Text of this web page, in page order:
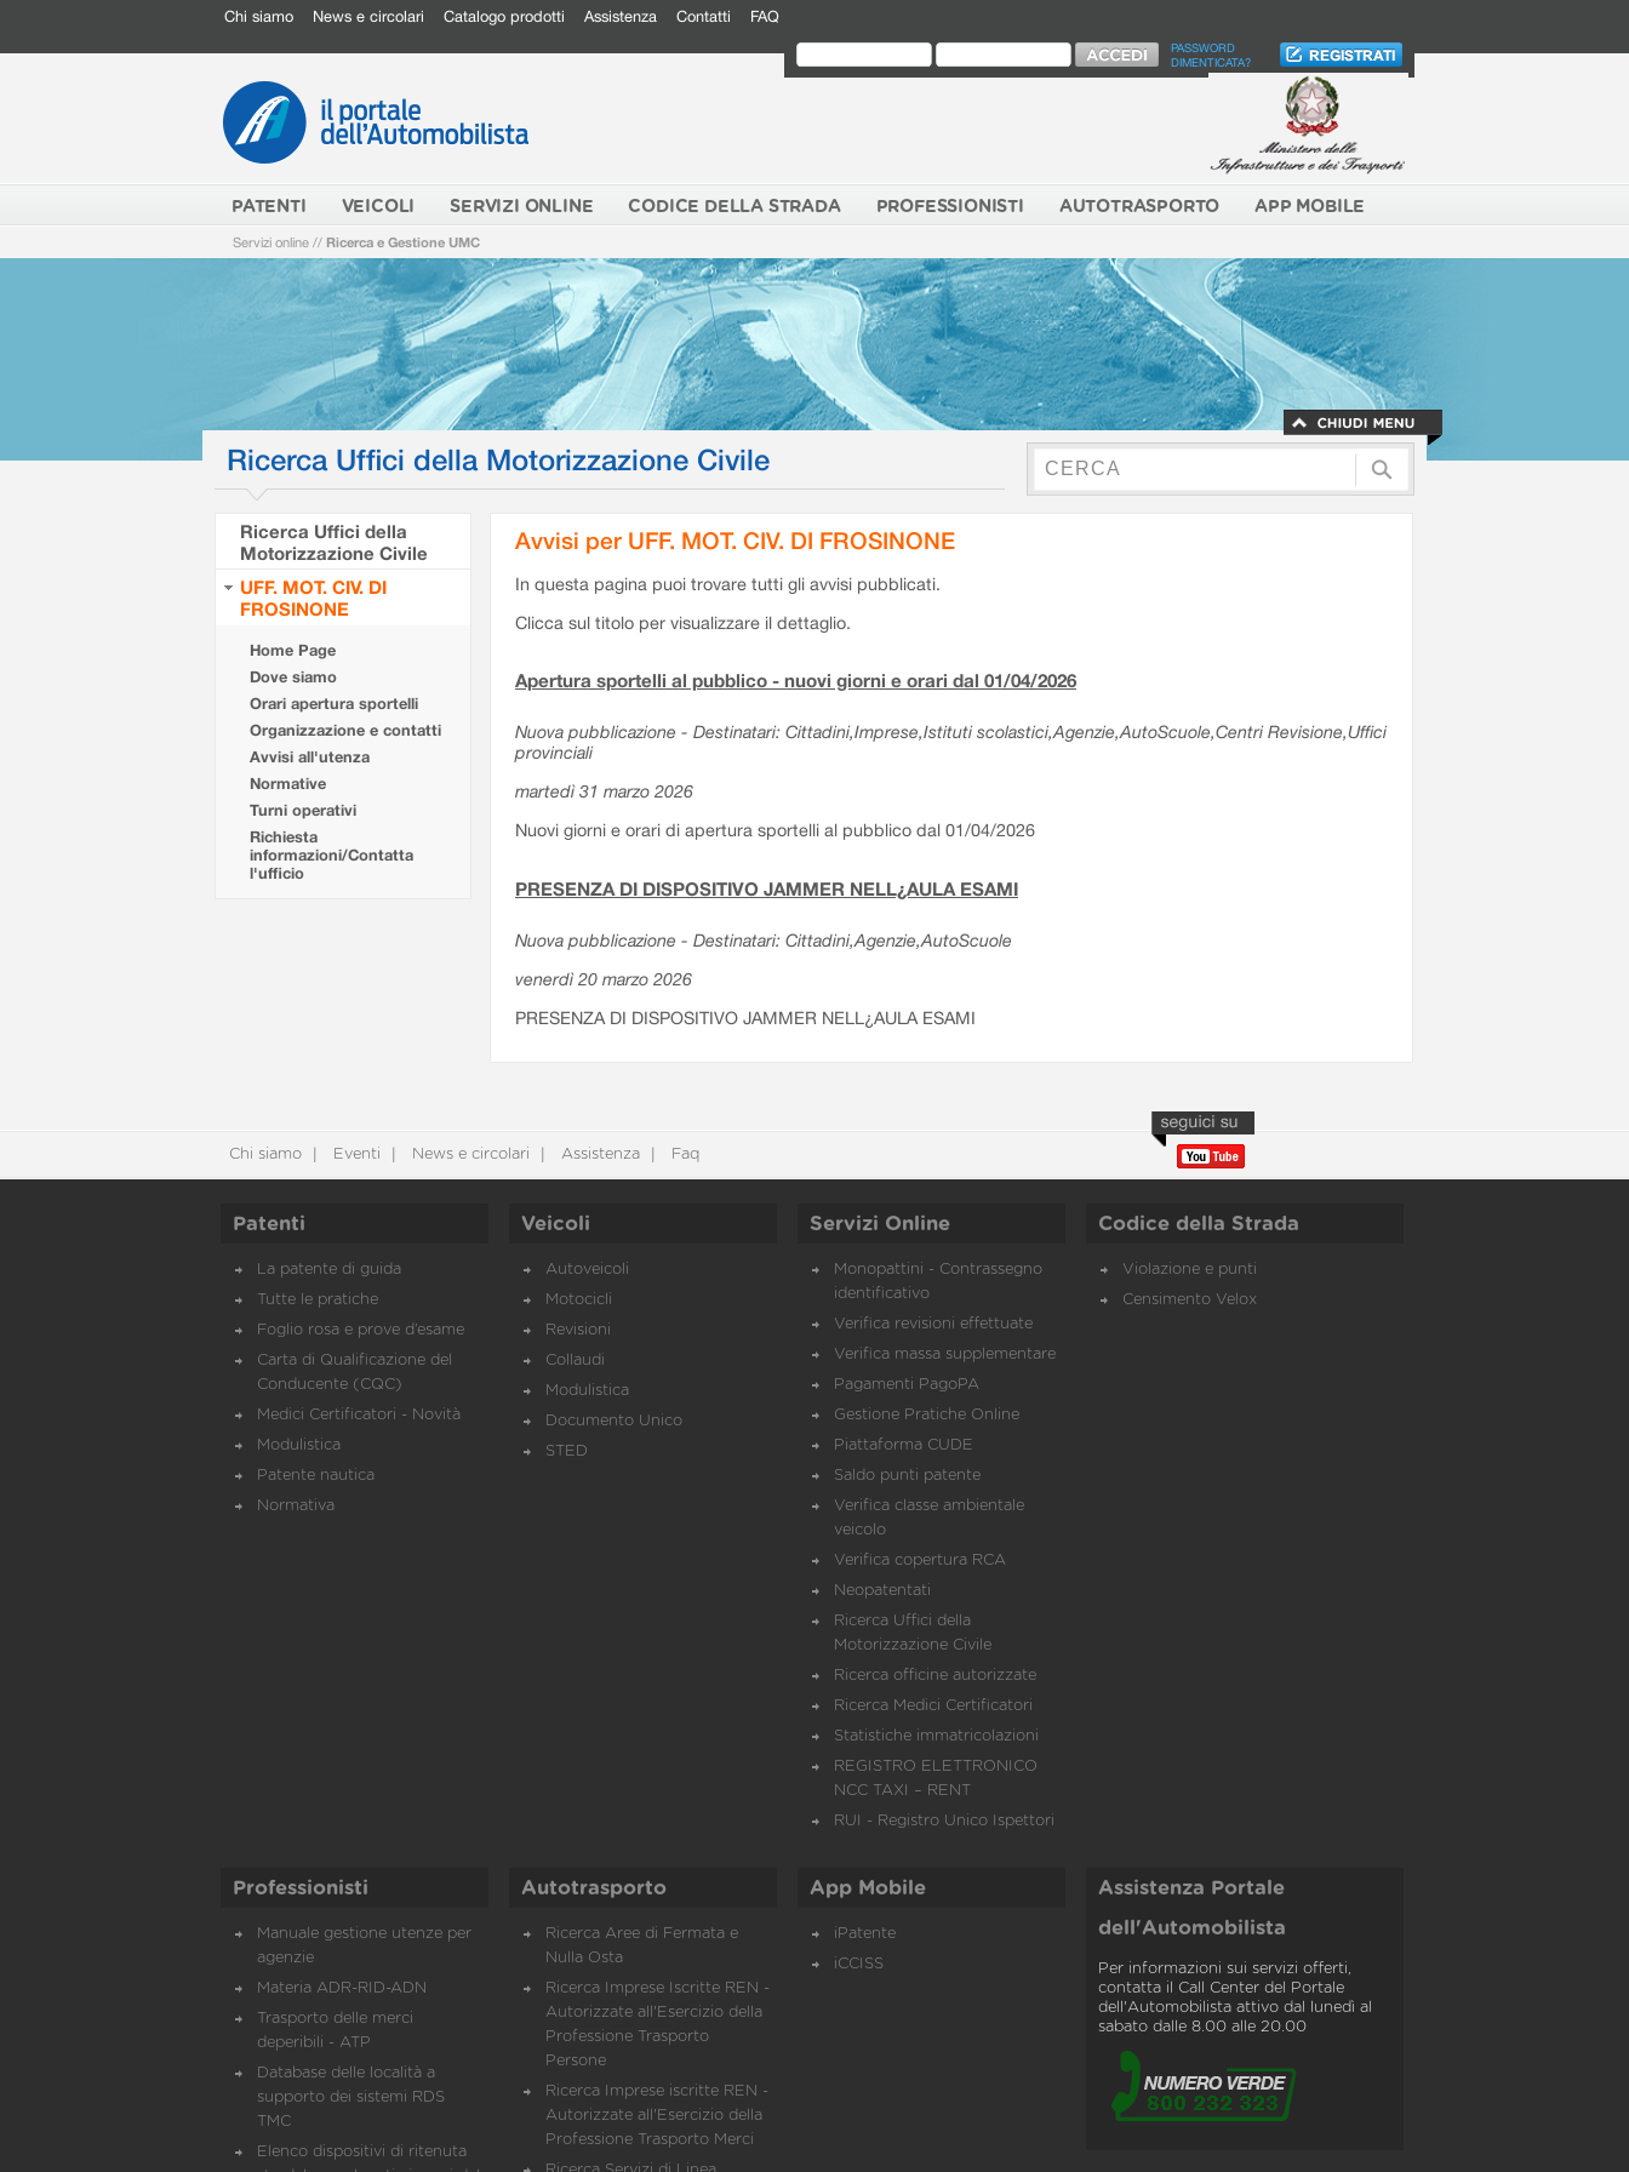
Chi siamo News e circolari Catalogo prodotti Assistenza Contatti FAQ
PASSWORD
DIMENTICATA?
PATENTI VEICOLI SERVIZI ONLINE CODICE DELLA STRADA PROFESSIONISTI AUTOTRASPORTO APP MOBILE
Servizi online // Ricerca e Gestione UMC
Ricerca Uffici della Motorizzazione Civile
Ricerca Uffici della
Motorizzazione Civile
UFF. MOT. CIV. DI
FROSINONE
Home Page
Dove siamo
Orari apertura sportelli
Organizzazione e contatti
Avvisi all'utenza
Normative
Turni operativi
Richiesta
informazioni/Contatta
l'ufficio
Avvisi per UFF. MOT. CIV. DI FROSINONE
In questa pagina puoi trovare tutti gli avvisi pubblicati.
Clicca sul titolo per visualizzare il dettaglio.
Apertura sportelli al pubblico - nuovi giorni e orari dal 01/04/2026
Nuova pubblicazione - Destinatari: Cittadini,Imprese,Istituti scolastici,Agenzie,AutoScuole,Centri Revisione,Uffici
provinciali
martedì 31 marzo 2026
Nuovi giorni e orari di apertura sportelli al pubblico dal 01/04/2026
PRESENZA DI DISPOSITIVO JAMMER NELL¿AULA ESAMI
Nuova pubblicazione - Destinatari: Cittadini,Agenzie,AutoScuole
venerdì 20 marzo 2026
PRESENZA DI DISPOSITIVO JAMMER NELL¿AULA ESAMI
Chi siamo Eventi News e circolari Assistenza Faq
Patenti
La patente di guida
Tutte le pratiche
Foglio rosa e prove d’esame
Carta di Qualificazione del
Conducente (CQC)
Medici Certificatori - Novità
Modulistica
Patente nautica
Normativa
Veicoli
Autoveicoli
Motocicli
Revisioni
Collaudi
Modulistica
Documento Unico
STED
Servizi Online
Monopattini - Contrassegno
identificativo
Verifica revisioni effettuate
Verifica massa supplementare
Pagamenti PagoPA
Gestione Pratiche Online
Piattaforma CUDE
Saldo punti patente
Verifica classe ambientale
veicolo
Verifica copertura RCA
Neopatentati
Ricerca Uffici della
Motorizzazione Civile
Ricerca officine autorizzate
Ricerca Medici Certificatori
Statistiche immatricolazioni
REGISTRO ELETTRONICO
NCC TAXI – RENT
RUI - Registro Unico Ispettori
Codice della Strada
Violazione e punti
Censimento Velox
Professionisti
Manuale gestione utenze per
agenzie
Materia ADR-RID-ADN
Trasporto delle merci
deperibili - ATP
Database delle località a
supporto dei sistemi RDS
TMC
Elenco dispositivi di ritenuta
Autotrasporto
Ricerca Aree di Fermata e
Nulla Osta
Ricerca Imprese Iscritte REN -
Autorizzate all'Esercizio della
Professione Trasporto
Persone
Ricerca Imprese iscritte REN -
Autorizzate all'Esercizio della
Professione Trasporto Merci
App Mobile
iPatente
iCCISS
Assistenza Portale
dell'Automobilista
Per informazioni sui servizi offerti,
contatta il Call Center del Portale
dell'Automobilista attivo dal lunedì al
sabato dalle 8.00 alle 20.00